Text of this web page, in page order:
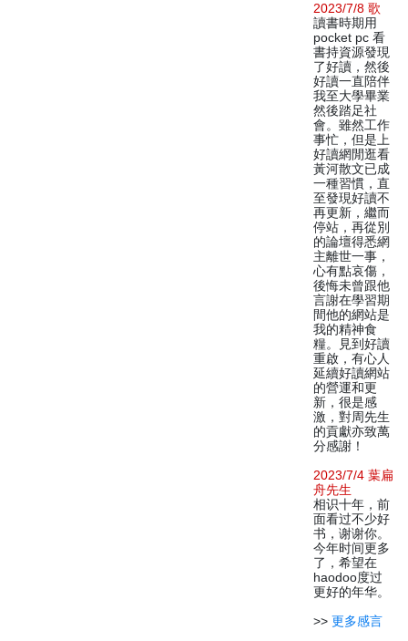
2023/7/8 歌
讀書時期用
pocket pc 看
書持資源發現
了好讀，然後
好讀一直陪伴
我至大學畢業
然後踏足社
會。雖然工作
事忙，但是上
好讀網閒逛看
黃河散文已成
一種習慣，直
至發現好讀不
再更新，繼而
停站，再從別
的論壇得悉網
主離世一事，
心有點哀傷，
後悔未曾跟他
言謝在學習期
間他的網站是
我的精神食
糧。見到好讀
重啟，有心人
延續好讀網站
的營運和更
新，很是感
激，對周先生
的貢獻亦致萬
分感謝！
2023/7/4 葉扁
舟先生
相识十年，前
面看过不少好
书，谢谢你。
今年时间更多
了，希望在
haodoo度过
更好的年华。
>> 更多感言